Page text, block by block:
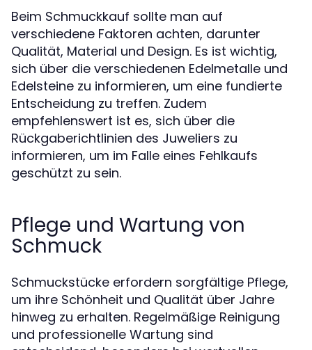
Beim Schmuckkauf sollte man auf
verschiedene Faktoren achten, darunter
Qualität, Material und Design. Es ist wichtig,
sich über die verschiedenen Edelmetalle und
Edelsteine zu informieren, um eine fundierte
Entscheidung zu treffen. Zudem
empfehlenswert ist es, sich über die
Rückgaberichtlinien des Juweliers zu
informieren, um im Falle eines Fehlkaufs
geschützt zu sein.
Pflege und Wartung von
Schmuck
Schmuckstücke erfordern sorgfältige Pflege,
um ihre Schönheit und Qualität über Jahre
hinweg zu erhalten. Regelmäßige Reinigung
und professionelle Wartung sind